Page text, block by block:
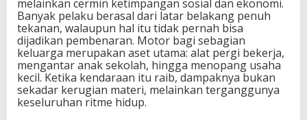
melainkan cermin ketimpangan sosial dan ekonomi.
Banyak pelaku berasal dari latar belakang penuh
tekanan, walaupun hal itu tidak pernah bisa
dijadikan pembenaran. Motor bagi sebagian
keluarga merupakan aset utama: alat pergi bekerja,
mengantar anak sekolah, hingga menopang usaha
kecil. Ketika kendaraan itu raib, dampaknya bukan
sekadar kerugian materi, melainkan terganggunya
keseluruhan ritme hidup.